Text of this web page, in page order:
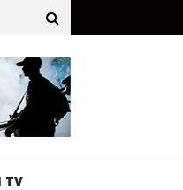
de terracería
TV